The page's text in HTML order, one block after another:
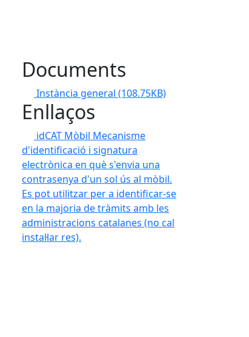
Documents
Instància general (108.75KB)
Enllaços
idCAT Mòbil Mecanisme
d'identificació i signatura
electrònica en què s'envia una
contrasenya d'un sol ús al mòbil.
Es pot utilitzar per a identificar-se
en la majoria de tràmits amb les
administracions catalanes (no cal
instal·lar res).